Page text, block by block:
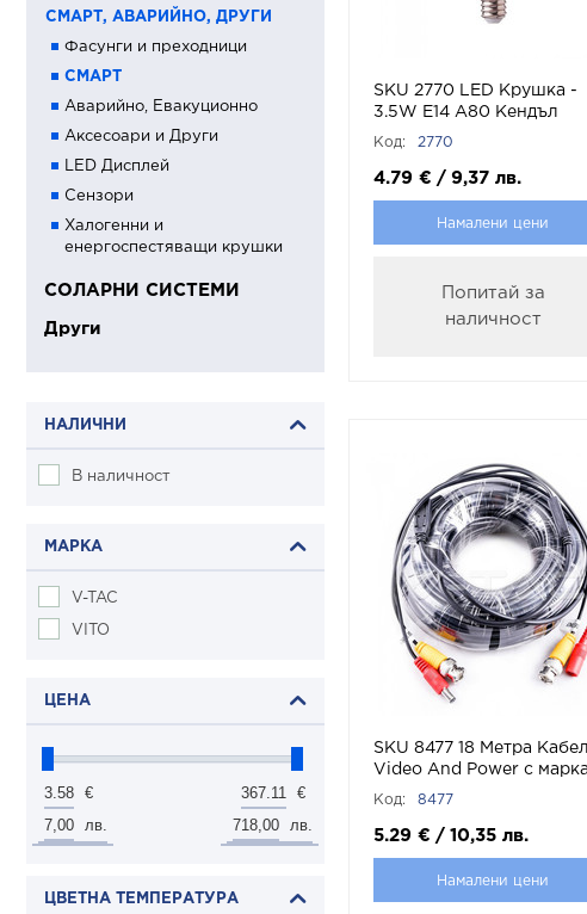
СМАРТ, АВАРИЙНО, ДРУГИ
Фасунги и преходници
СМАРТ
Аварийно, Евакуционно
Аксесоари и Други
LED Дисплей
Сензори
Халогенни и
енергоспестяващи крушки
СОЛАРНИ СИСТЕМИ
Други
НАЛИЧНИ
В наличност
МАРКА
V-TAC
VITO
ЦЕНА
3.58 €
7,00 лв.
367.11
€
718,00 лв.
ЦВЕТНА ТЕМПЕРАТУРА
SKU 2770 LED Крушка -
3.5W Е14 А80 Кендъл
Димираща С
с марка V-TAC
Код: 2770
4.79 € / 9,37 лв.
Намалени цени
Попитай за
наличност
SKU 8477 18 Метра Кабел
Video And Power с марка
V-TAC
Код: 8477
5.29 € / 10,35 лв.
Намалени цени